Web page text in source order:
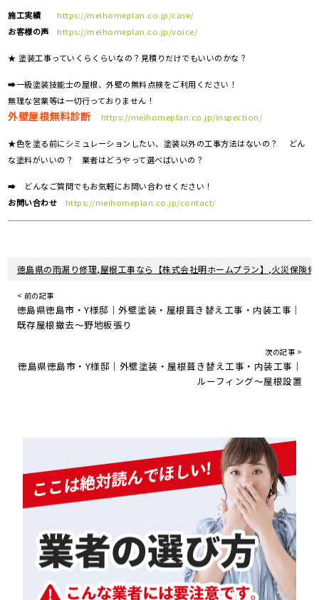
施工実績
https://meihomeplan.co.jp/case/
お客様の声
https://meihomeplan.co.jp/voice/
★ 塗装工事っていくらくらいなの？見積りだけでもいいのかな？
➡一級塗装技能士の屋根、外壁の無料点検をご利用ください！
無理な営業等は一切行っておりません！
外壁屋根無料診断 https://meihomeplan.co.jp/inspection/
★色を塗る前にシミュレーションしたい、塗装以外の工事方法はないの？ どん
な塗料がいいの？ 業者はどうやって選べばいいの？
➡ どんなご質問でもお気軽にお問い合わせください！
お問い合わせ
https://meihomeplan.co.jp/contact/
徳島県の雨漏り修理,屋根工事なら【株式会社明ホームプラン】,火災保険修
< 前の記事
徳島県徳島市・Y様邸｜外壁塗装・屋根葺き替え工事・内装工事｜
既存屋根撤去～野地板張り
次の記事 >
徳島県徳島市・Y様邸｜外壁塗装・屋根葺き替え工事・内装工事｜
ルーフィング～屋根設置